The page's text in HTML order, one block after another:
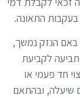
התאונה.
הנזק נמשך,
תביעה לקביעת
חד פעמי או
שיעלה, ובהתאם